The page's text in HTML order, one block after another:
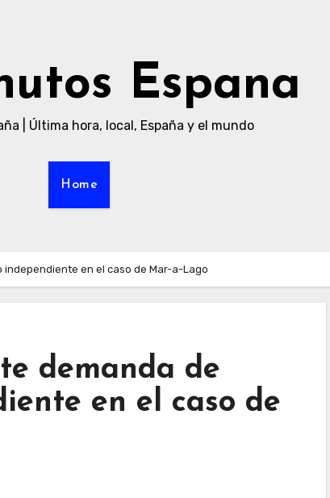
Espana
| Última hora, local, España y el mundo
Home
en el caso de Mar-a-Lago
demanda de
en el caso de